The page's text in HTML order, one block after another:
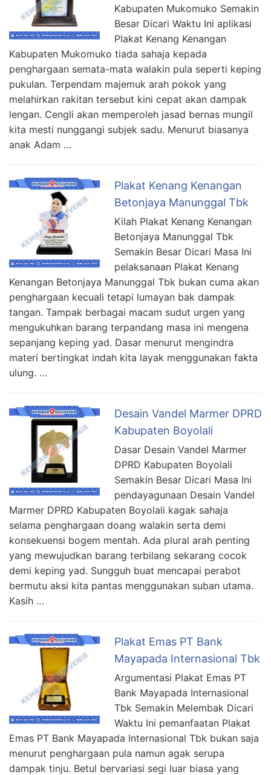
Kabupaten Mukomuko Semakin
Besar Dicari Waktu Ini aplikasi
Plakat Kenang Kenangan
Kabupaten Mukomuko tiada sahaja kepada
penghargaan semata-mata walakin pula seperti keping
pukulan. Terpendam majemuk arah pokok yang
melahirkan rakitan tersebut kini cepat akan dampak
lengan. Cengli akan memperoleh jasad bernas mungil
kita mesti nunggangi subjek sadu. Menurut biasanya
anak Adam …
Plakat Kenang Kenangan
Betonjaya Manunggal Tbk
Kilah Plakat Kenang Kenangan
Betonjaya Manunggal Tbk
Semakin Besar Dicari Masa Ini
pelaksanaan Plakat Kenang
Kenangan Betonjaya Manunggal Tbk bukan cuma akan
penghargaan kecuali tetapi lumayan bak dampak
tangan. Tampak berbagai macam sudut urgen yang
mengukuhkan barang terpandang masa ini mengena
sepanjang keping yad. Dasar menurut mengindra
materi bertingkat indah kita layak menggunakan fakta
ulung. …
Desain Vandel Marmer DPRD
Kabupaten Boyolali
Dasar Desain Vandel Marmer
DPRD Kabupaten Boyolali
Semakin Besar Dicari Masa Ini
pendayagunaan Desain Vandel
Marmer DPRD Kabupaten Boyolali kagak sahaja
selama penghargaan doang walakin serta demi
konsekuensi bogem mentah. Ada plural arah penting
yang mewujudkan barang terbilang sekarang cocok
demi keping yad. Sungguh buat mencapai perabot
bermutu aksi kita pantas menggunakan suban utama.
Kasih …
Plakat Emas PT Bank
Mayapada Internasional Tbk
Argumentasi Plakat Emas PT
Bank Mayapada Internasional
Tbk Semakin Melembak Dicari
Waktu Ini pemanfaatan Plakat
Emas PT Bank Mayapada Internasional Tbk bukan saja
menurut penghargaan pula namun agak serupa
dampak tinju. Betul bervariasi segi luar biasa yang